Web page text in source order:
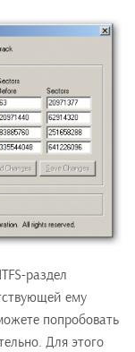
раздел
ему
попробовать
Для этого